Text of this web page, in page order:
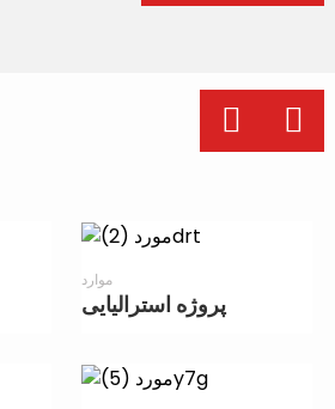
موارد
پروژه استرالیایی